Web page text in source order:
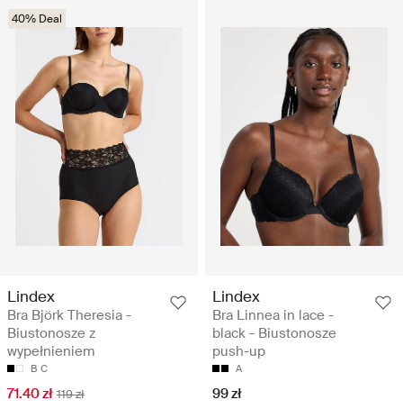
40% Deal
Lindex
Bra Björk Theresia -
Biustonosze z
wypełnieniem
B C
71.40 zł 119 zł
Lindex
Bra Linnea in lace -
black - Biustonosze
push-up
A
99 zł